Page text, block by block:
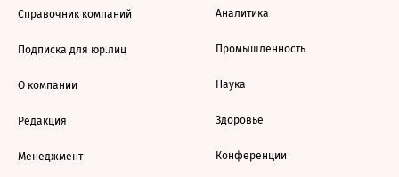
Справочник компаний
Подписка для юр.лиц
О компании
Редакция
Менеджмент
Аналитика
Промышленность
Наука
Здоровье
Конференции